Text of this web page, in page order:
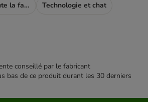
Pet parents - pour toute la famile
Technologie et chat
conseillé par le fabricant
bas de ce produit durant les 30 derniers